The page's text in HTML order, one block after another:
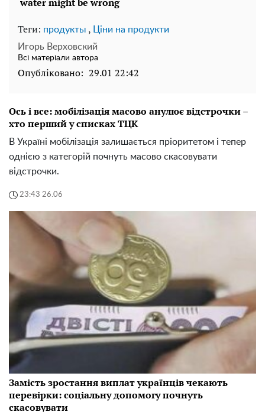
Теги: продукты ,
Ціни на продукти
Игорь Верховский
Всі матеріали автора
Опубліковано: 29.01 22:42
Ось і все: мобілізація масово анулює відстрочки –
хто перший у списках ТЦК
В Україні мобілізація залишається пріоритетом і тепер
однією з категорій почнуть масово скасовувати
відстрочки.
23:43 26.06
Замість зростання виплат українців чекають
перевірки: соціальну допомогу почнуть
скасовувати